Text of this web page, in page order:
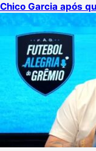
Chico Garcia após